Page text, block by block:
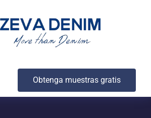
Obtenga muestras gratis